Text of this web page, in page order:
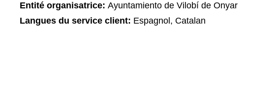
Entité organisatrice: Ayuntamiento de Vilobí de Onyar
Langues du service client: Espagnol, Catalan